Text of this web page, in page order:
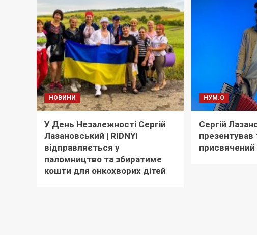
НОВИНИ
У День Незалежності Сергій
Лазановський | RIDNYI
відправляється у
паломництво та збиратиме
кошти для онкохворих дітей
НУМ.О
Сергій
презентував